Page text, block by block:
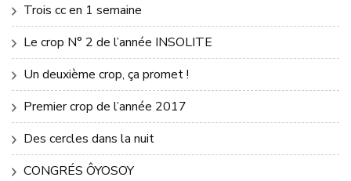
Trois cc en 1 semaine
Le crop N° 2 de l’année INSOLITE
Un deuxième crop, ça promet !
Premier crop de l’année 2017
Des cercles dans la nuit
CONGRÉS ÔYOSOY